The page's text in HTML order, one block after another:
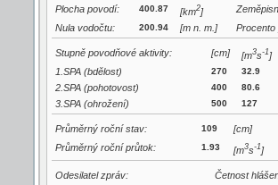
Plocha povodí:
400.87 [km2]
Nula vodočtu:
200.94 [m n. m.] Procento
Stupně povodňové aktivity: [cm] [m3s-1]
1.SPA (bdělost)
270 32.9
2.SPA (pohotovost) 400 80.6
3.SPA (ohrožení) 500 127
Průměrný roční stav: 109
[cm]
Průměrný roční průtok:
1.93 [m3s-1]
Odesilatel zpráv: Četnost